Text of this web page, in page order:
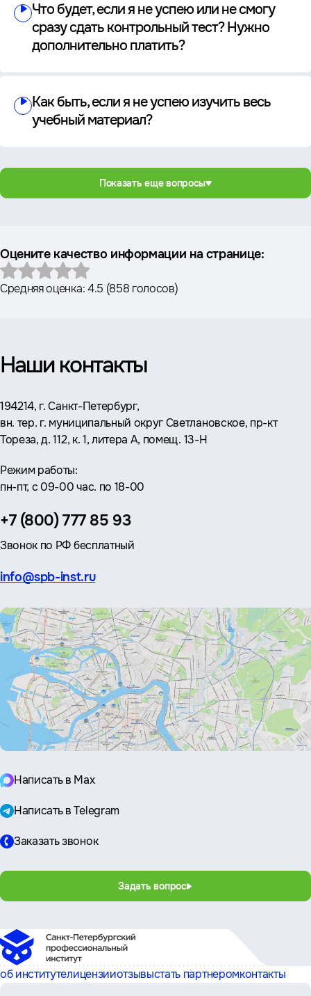
Что будет, если я не успею или не смогу
сразу сдать контрольный тест? Нужно
дополнительно платить?
Как быть, если я не успею изучить весь
учебный материал?
Показать еще вопросы
Оцените качество информации на странице:
Средняя оценка:4.5 (858 голосов)
Наши контакты
Адрес:
194214, г. Санкт-Петербург,
вн. тер. г. муниципальный округ Светлановское, пр-кт
Тореза, д. 112, к. 1, литера А, помещ. 13-Н
Режим работы:
пн-пт, с 09-00 час. по 18-00
Телефон:
+7 (800) 777 85 93
Звонок по РФ бесплатный
Эл.
info@spb-inst.ru
Написать в Max
Написать в Telegram
Заказать звонок
Задать вопрос
об институтелицензииотзывыстать партнеромконтакты